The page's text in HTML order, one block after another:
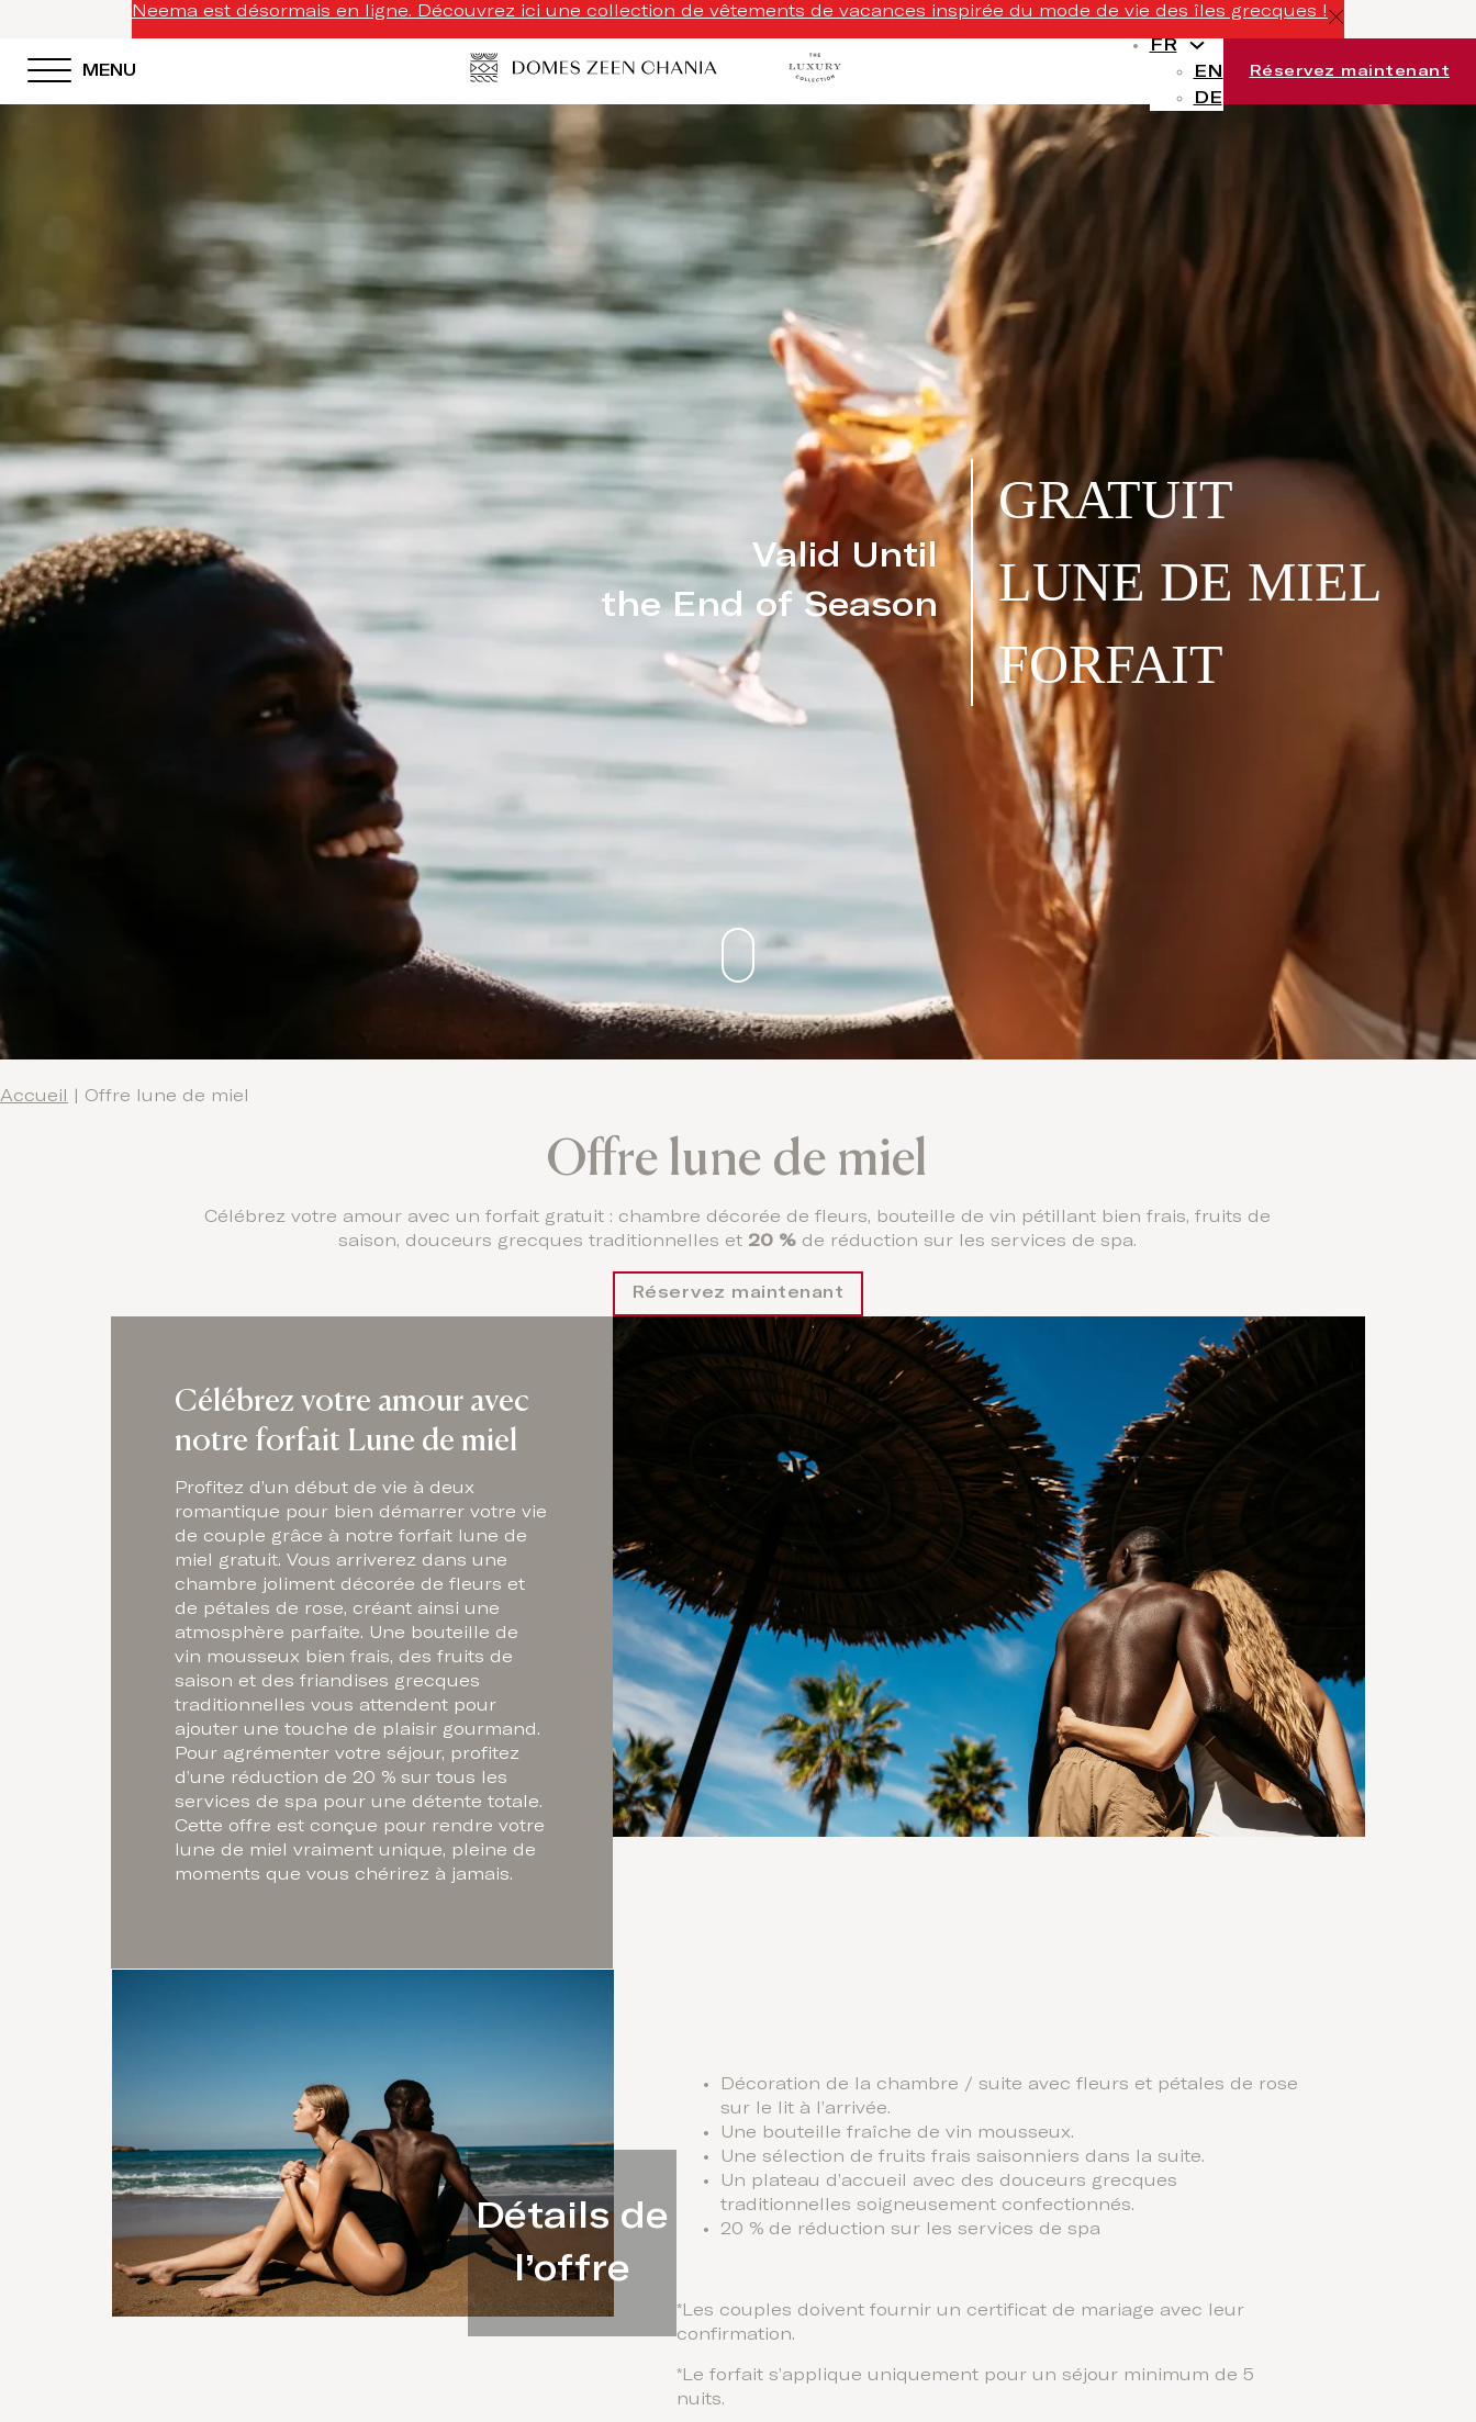
Neema est désormais en ligne. Découvrez ici une collection de vêtements de vacances inspirée du mode de vie des îles grecques !
MENU
FR
EN
DE
Réservez maintenant
Valid Until
the End of Season
GRATUIT
LUNE DE MIEL
FORFAIT
Accueil Offre lune de miel
Offre lune de miel
Célébrez votre amour avec un forfait gratuit : chambre décorée de fleurs, bouteille de vin pétillant bien frais, fruits de
saison, douceurs grecques traditionnelles et 20 % de réduction sur les services de spa.
Réservez maintenant
Célébrez votre amour avec
notre forfait Lune de miel
Profitez d’un début de vie à deux
romantique pour bien démarrer votre vie
de couple grâce à notre forfait lune de
miel gratuit. Vous arriverez dans une
chambre joliment décorée de fleurs et
de pétales de rose, créant ainsi une
atmosphère parfaite. Une bouteille de
vin mousseux bien frais, des fruits de
saison et des friandises grecques
traditionnelles vous attendent pour
ajouter une touche de plaisir gourmand.
Pour agrémenter votre séjour, profitez
d’une réduction de 20 % sur tous les
services de spa pour une détente totale.
Cette offre est conçue pour rendre votre
lune de miel vraiment unique, pleine de
moments que vous chérirez à jamais.
Détails de
l’offre
Décoration de la chambre / suite avec fleurs et pétales de rose
sur le lit à l’arrivée.
Une bouteille fraîche de vin mousseux.
Une sélection de fruits frais saisonniers dans la suite.
Un plateau d’accueil avec des douceurs grecques
traditionnelles soigneusement confectionnés.
20 % de réduction sur les services de spa
*Les couples doivent fournir un certificat de mariage avec leur
confirmation.
*Le forfait s’applique uniquement pour un séjour minimum de 5
nuits.